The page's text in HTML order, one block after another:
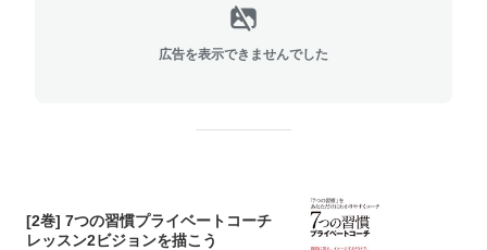
広告を表示できませんでした
[2巻] 7つの習慣プライベートコーチ
レッスン2ビジョンを描こう